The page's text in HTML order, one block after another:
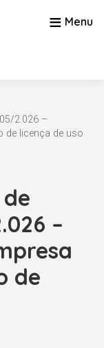
≡ Menu
2.026 –
de licença de uso
–
de